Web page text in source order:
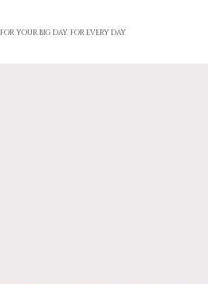
FOR YOUR BIG DAY. FOR EVERY DAY.